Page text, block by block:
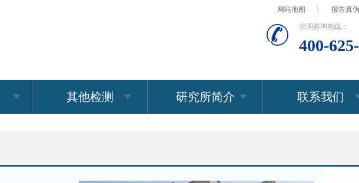
网站地图 报告真
全国咨询热线：
400-
其他检测 研究所简介 联系我们